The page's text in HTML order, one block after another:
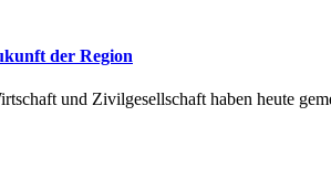
der Region
und Zivilgesellschaft haben heute